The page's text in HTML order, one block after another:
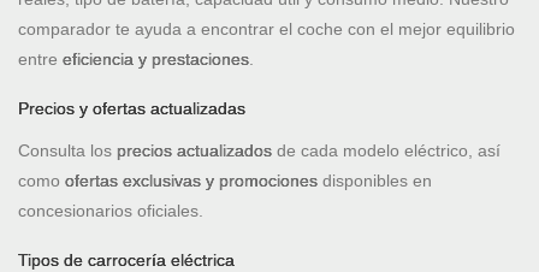
comparador te ayuda a encontrar el coche con el mejor equilibrio
entre eficiencia y prestaciones.
Precios y ofertas actualizadas
Consulta los precios actualizados de cada modelo eléctrico, así
como ofertas exclusivas y promociones disponibles en
concesionarios oficiales.
Tipos de carrocería eléctrica